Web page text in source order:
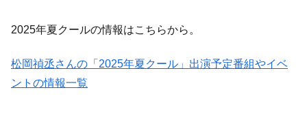
2025年夏クールの情報はこちらから。
松岡禎丞さんの「2025年夏クール」出演予定番組やイベ
ントの情報一覧